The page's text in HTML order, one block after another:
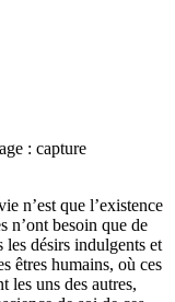
: capture
n’est que l’existence
n’ont besoin que de
les désirs indulgents et
êtres humains, où ces
les uns des autres,